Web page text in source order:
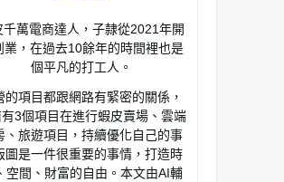
千萬電商達人，子隷從2021年開
業，在過去10餘年的時間裡也是
個平凡的打工人。
的項目都跟網路有緊密的關係，
有3個項目在進行蝦皮賣場、雲端
、旅遊項目，持續優化自己的事
圖是一件很重要的事情，打造時
空間、財富的自由。本文由AI輔